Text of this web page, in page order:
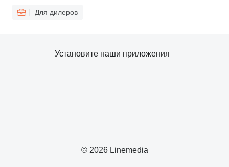
Для дилеров
© 2026 Linemedia
Установите наши приложения